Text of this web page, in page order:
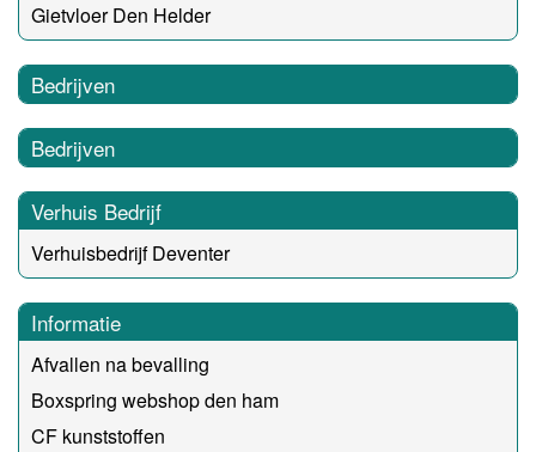
Gietvloer Den Helder
Bedrijven
Bedrijven
Verhuis Bedrijf
Verhuisbedrijf Deventer
Informatie
Afvallen na bevalling
Boxspring webshop den ham
CF kunststoffen